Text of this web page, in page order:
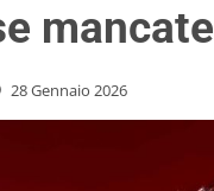
mancate
28 Gennaio 2026